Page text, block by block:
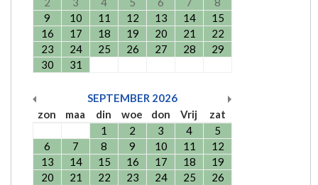
9
10 11 12 13 14
15
16
17 18 19 20 21
22
23
24 25 26 27 28
29
30
31
SEPTEMBER 2026
zon
maa din woe don Vrij
zat
1
2 3 4
5
6
7 8 9 10 11
12
13
14 15 16 17 18
19
20
21 22 23 24 25
26